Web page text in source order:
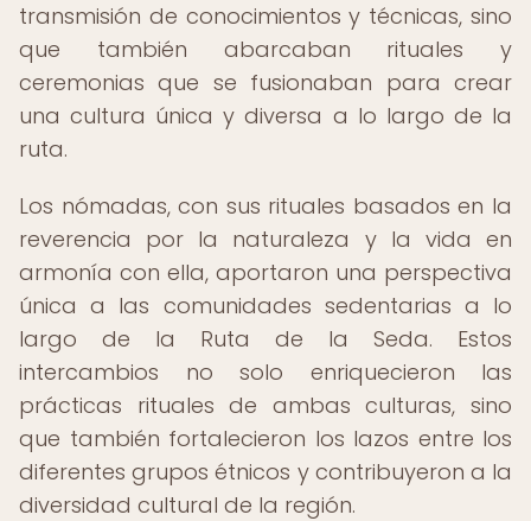
transmisión de conocimientos y técnicas, sino
que también abarcaban rituales y
ceremonias que se fusionaban para crear
una cultura única y diversa a lo largo de la
ruta.
Los nómadas, con sus rituales basados en la
reverencia por la naturaleza y la vida en
armonía con ella, aportaron una perspectiva
única a las comunidades sedentarias a lo
largo de la Ruta de la Seda. Estos
intercambios no solo enriquecieron las
prácticas rituales de ambas culturas, sino
que también fortalecieron los lazos entre los
diferentes grupos étnicos y contribuyeron a la
diversidad cultural de la región.